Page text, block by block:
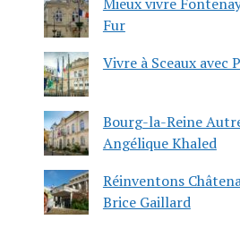
Fur
Vivre à Sceaux avec
Bourg-la-Reine
Angélique Khaled
Réinventons
Brice Gaillard